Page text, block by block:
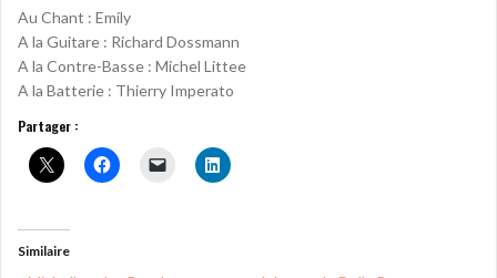
Au Chant : Emily
A la Guitare : Richard Dossmann
A la Contre-Basse : Michel Littee
A la Batterie : Thierry Imperato
Partager :
Similaire